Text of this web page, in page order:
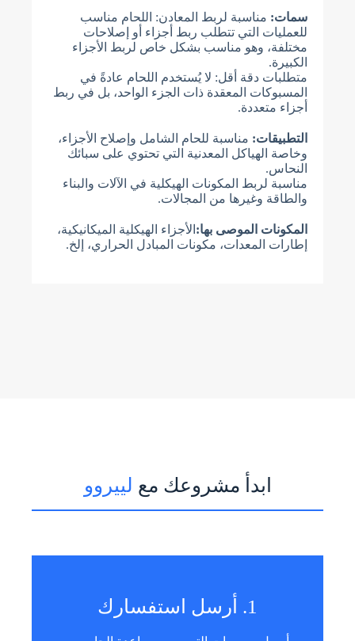
سمات: مناسبة لربط المعادن: اللحام مناسب
للعمليات التي تتطلب ربط أجزاء أو إصلاحات
مختلفة، وهو مناسب بشكل خاص لربط الأجزاء
الكبيرة.
متطلبات دقة أقل: لا يُستخدم اللحام عادةً في
المسبوكات المعقدة ذات الجزء الواحد، بل في ربط
أجزاء متعددة.
التطبيقات: مناسبة للحام الشامل وإصلاح الأجزاء،
وخاصة الهياكل المعدنية التي تحتوي على سبائك
النحاس.
مناسبة لربط المكونات الهيكلية في الآلات والبناء
والطاقة وغيرها من المجالات.
المكونات الموصى بها: الأجزاء الهيكلية الميكانيكية،
إطارات المعدات، مكونات المبادل الحراري، إلخ.
ابدأ مشروعك مع لييروو
1. أرسل استفسارك